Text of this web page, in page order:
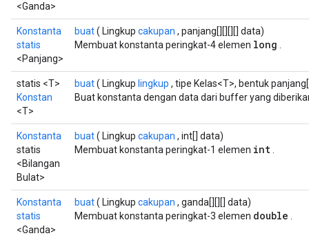
<Ganda>
Konstanta
statis
<Panjang>
buat( Lingkup cakupan , panjang[][][][] data)
Membuat konstanta peringkat-4 elemen long
statis <T>
Konstan
<T>
buat( Lingkup lingkup , tipe Kelas<T>, bentuk
Buat konstanta dengan data dari buffer yang
Konstanta
statis
<Bilangan
Bulat>
buat( Lingkup cakupan , int[] data)
Membuat konstanta peringkat-1 elemen int
Konstanta
statis
<Ganda>
buat( Lingkup cakupan , ganda[][][] data)
Membuat konstanta peringkat-3 elemen double